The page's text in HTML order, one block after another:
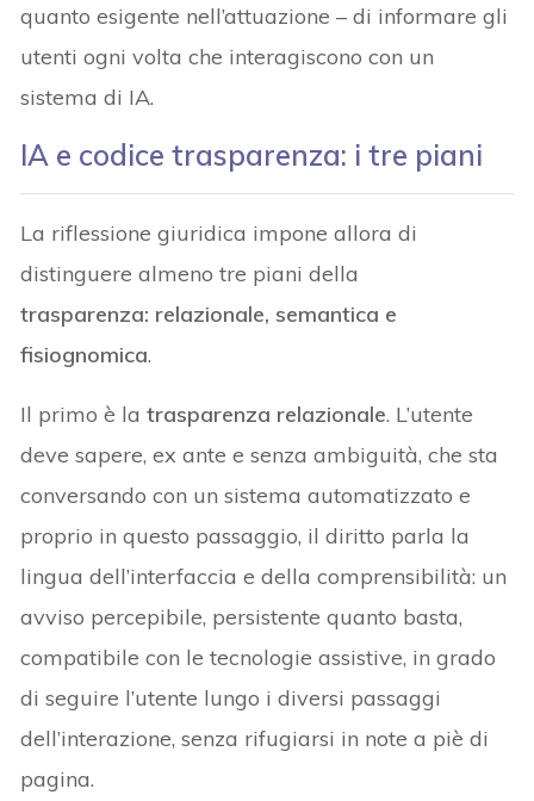
quanto esigente nell’attuazione – di informare gli
utenti ogni volta che interagiscono con un
sistema di IA.
IA e codice trasparenza: i tre piani
La riflessione giuridica impone allora di
distinguere almeno tre piani della
trasparenza: relazionale, semantica e
fisiognomica.
Il primo è latrasparenza relazionale. L’utente
deve sapere, ex ante e senza ambiguità, che sta
conversando con un sistema automatizzato e
proprio in questo passaggio, il diritto parla la
lingua dell’interfaccia e della comprensibilità: un
avviso percepibile, persistente quanto basta,
compatibile con le tecnologie assistive, in grado
di seguire l’utente lungo i diversi passaggi
dell’interazione, senza rifugiarsi in note a piè di
pagina.